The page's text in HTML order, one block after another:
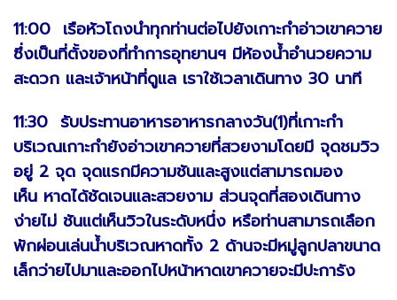
11:00 เรือหัวโถงนำทุกท่านต่อไปยังเกาะกำอ่าวเขาควาย
ซึ่งเป็นที่ตั้งของที่ทำการอุทยานฯ มีห้องน้ำอำนวยความ
สะดวก และเจ้าหน้าที่ดูแล เราใช้เวลาเดินทาง 30 นาที
11:30 รับประทานอาหารอาหารกลางวัน(1)ที่เกาะกำ
บริเวณเกาะกำยังอ่าวเขาควายที่สวยงามโดยมี จุดชมวิว
อยู่ 2 จุด จุดแรกมีความชันและสูงแต่สามารถมอง
เห็น หาดได้ชัดเจนและสวยงาม ส่วนจุดที่สองเดินทาง
ง่ายไม่ ชันแต่เห็นวิวในระดับหนึ่ง หรือท่านสามารถเลือก
พักผ่อนเล่นน้ำบริเวณหาดทั้ง 2 ด้านจะมีหมู่ลูกปลาขนาด
เล็กว่ายไปมาและออกไปหน้าหาดเขาควายจะมีปะการัง